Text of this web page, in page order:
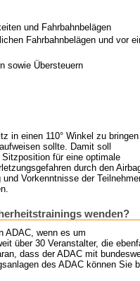
und Fahrbahnbelägen
Fahrbahnbelägen und vor
sowie Übersteuern
in einen 110° Winkel zu
sollte. Damit soll
für eine optimale
durch den
Vorkenntnisse der
wenden?
ADAC, wenn es um
über 30 Veranstalter, die
dass der ADAC mit
des ADAC können Sie